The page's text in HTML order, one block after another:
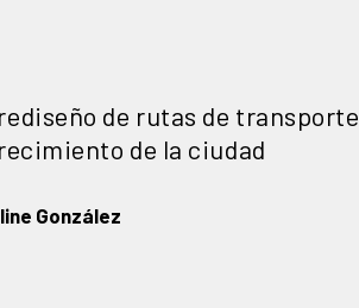
de rutas de transporte
de la ciudad
González